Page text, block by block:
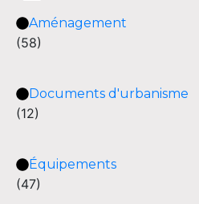
Aménagement
(58)
Documents d'urbanisme
(12)
Équipements
(47)